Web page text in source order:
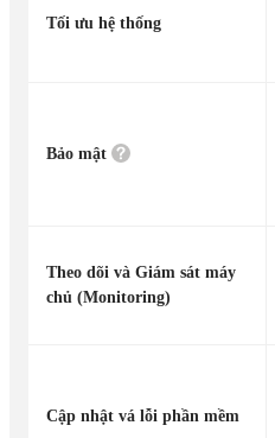
Tối ưu hệ thống
Bảo mật
Theo dõi và Giám sát máy
chủ (Monitoring)
Cập nhật vá lỗi phần mềm